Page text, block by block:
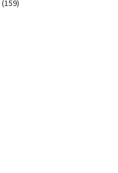
(159)